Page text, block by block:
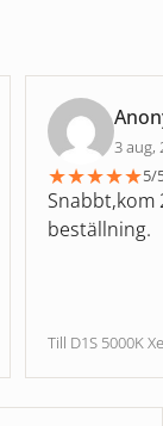
3 aug,
★★★★★5/
Snabbt,kom
beställning.
Till D1S 5000K